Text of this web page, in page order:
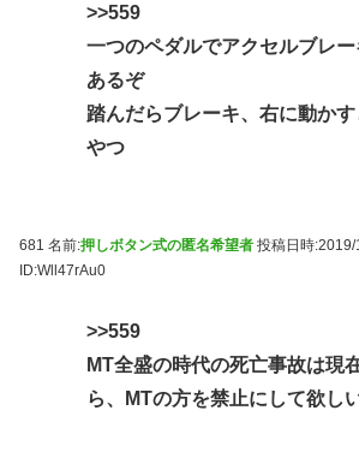
>>559
一つのペダルでアクセルブレ
あるぞ
踏んだらブレーキ、右に動か
やつ
681 名前:押しボタン式の匿名希望者 投稿日時
ID:Wll47rAu0
>>559
MT全盛の時代の死亡事故は現
ら、MTの方を禁止にして欲し